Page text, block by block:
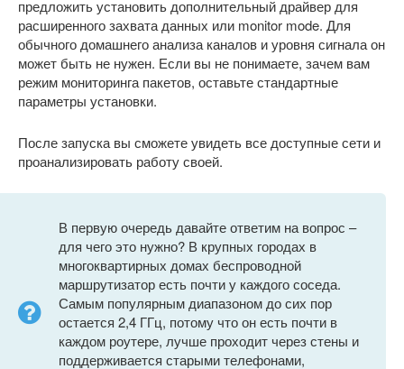
предложить установить дополнительный драйвер для
расширенного захвата данных или monitor mode. Для
обычного домашнего анализа каналов и уровня сигнала он
может быть не нужен. Если вы не понимаете, зачем вам
режим мониторинга пакетов, оставьте стандартные
параметры установки.
После запуска вы сможете увидеть все доступные сети и
проанализировать работу своей.
В первую очередь давайте ответим на вопрос –
для чего это нужно? В крупных городах в
многоквартирных домах беспроводной
маршрутизатор есть почти у каждого соседа.
Самым популярным диапазоном до сих пор
остается 2,4 ГГц, потому что он есть почти в
каждом роутере, лучше проходит через стены и
поддерживается старыми телефонами,